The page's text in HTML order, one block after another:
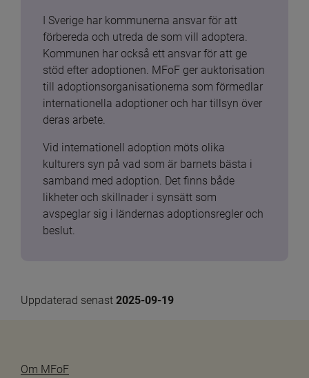
I Sverige har kommunerna ansvar för att
förbereda och utreda de som vill adoptera.
Kommunen har också ett ansvar för att ge
stöd efter adoptionen. MFoF ger auktorisation
till adoptionsorganisationerna som förmedlar
internationella adoptioner och har tillsyn över
deras arbete.
Vid internationell adoption möts olika
kulturers syn på vad som är barnets bästa i
samband med adoption. Det finns både
likheter och skillnader i synsätt som
avspeglar sig i ländernas adoptionsregler och
beslut.
Uppdaterad senast 2025-09-19
Om MFoF